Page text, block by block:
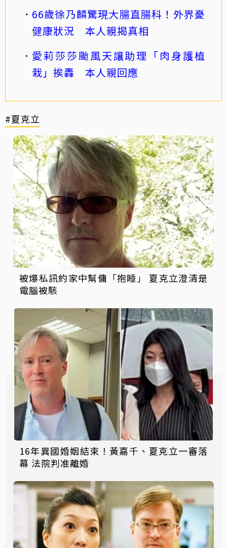
66歲徐乃麟驚現大腸直腸科！外界憂
健康狀況 本人親揭真相
愛莉莎莎颱風天讓助理「肉身護植
栽」挨轟 本人親回應
#夏克立
被爆私訊約家中幫傭「抱睡」 夏克立澄清是
電腦被駭
16年異國婚姻結束！黃嘉千、夏克立一審落
幕 法院判准離婚